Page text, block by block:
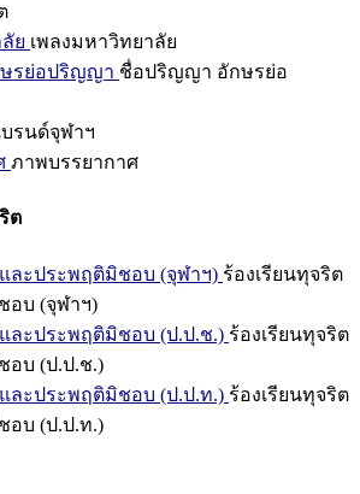
ย เพลงมหาวิทยาลัย
รย่อปริญญา ชื่อปริญญา อักษรย่อ
รนด์จุฬาฯ
ภาพบรรยากาศ
ต
ละประพฤติมิชอบ (จุฬาฯ) ร้องเรียนทุจริต
อบ (จุฬาฯ)
ละประพฤติมิชอบ (ป.ป.ช.) ร้องเรียนทุจริต
อบ (ป.ป.ช.)
ละประพฤติมิชอบ (ป.ป.ท.) ร้องเรียนทุจริต
อบ (ป.ป.ท.)